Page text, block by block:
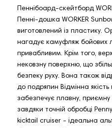
Пеннібоард-скейтборд
Пенні-дошка WORKER
виготовлений із пластику.
нагадує камуфляж бойових
привабливим. Крім того,
нековзну поверхню, що
безпеку руху. Вона також
до подряпин Відмінна якість
забезпечує плавну,
завдяки точній обробці
kicktail cruiser - ідеальна